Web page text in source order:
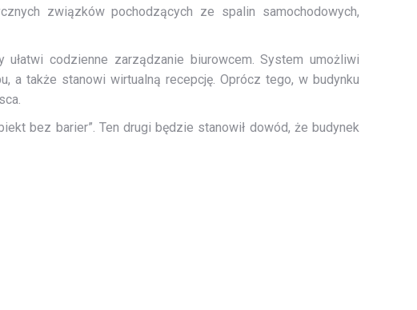
związków pochodzących ze spalin samochodowych,
codzienne zarządzanie biurowcem. System umożliwi
a także stanowi wirtualną recepcję. Oprócz tego, w budynku
bez barier”. Ten drugi będzie stanowił dowód, że budynek